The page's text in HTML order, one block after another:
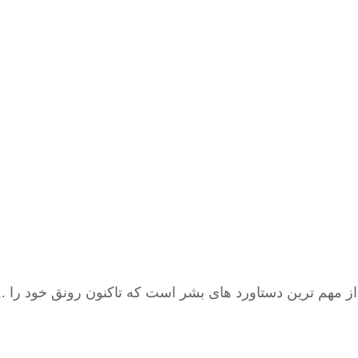
مهم ترین دستاورد های بشر است که تاکنون رونق خود را